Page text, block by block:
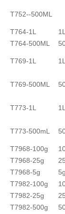
T752--500ML
T764-1L
T764-500ML
T769-1L
T769-500ML
T773-1L
T773-500mL
T7968-100g
T7968-25g
T7968-5g
T7982-100g
T7982-25g
T7982-500g